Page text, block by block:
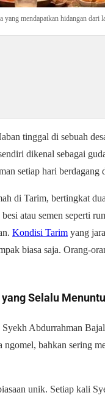
yang mendapatkan hidangan dari
tinggal di sebuah
dikenal sebagai
setiap hari berdagang
di Tarim, bertingkat
atau semen seperti
Kondisi Tarim yang
biasa saja. Orang-
Selalu
Abdurrahman
bahkan sering
unik. Setiap kali